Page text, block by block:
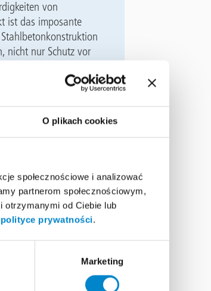
O plikach cookies
społecznościowe i analizować
partnerom społecznościowym,
otrzymanymi od Ciebie lub
polityce prywatności.
Marketing
von
ist das imposante
nicht nur Schutz vor
schützen, kam das
(PMMA)-basierte
für die
wurde. Die Wahl fiel
ermöglichen,
vor Rissen.